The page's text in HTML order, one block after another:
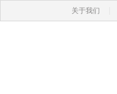
关于我们